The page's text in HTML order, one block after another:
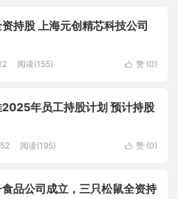
持股 上海元创精芯科技公司
 赞 (0)
阅读(155)
年员工持股计划 预计持股
 赞 (0)
阅读(195)
品公司成立，三只松鼠全资持